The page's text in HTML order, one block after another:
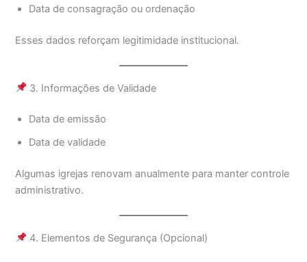
Data de consagração ou ordenação
Esses dados reforçam legitimidade institucional.
3. Informações de Validade
Data de emissão
Data de validade
Algumas igrejas renovam anualmente para manter controle
administrativo.
4. Elementos de Segurança (Opcional)